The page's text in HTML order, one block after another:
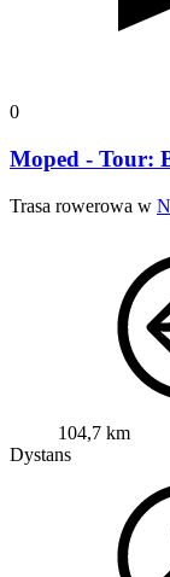
0
Moped - Tour:
Trasa rowerowa w
104,7 km
Dystans